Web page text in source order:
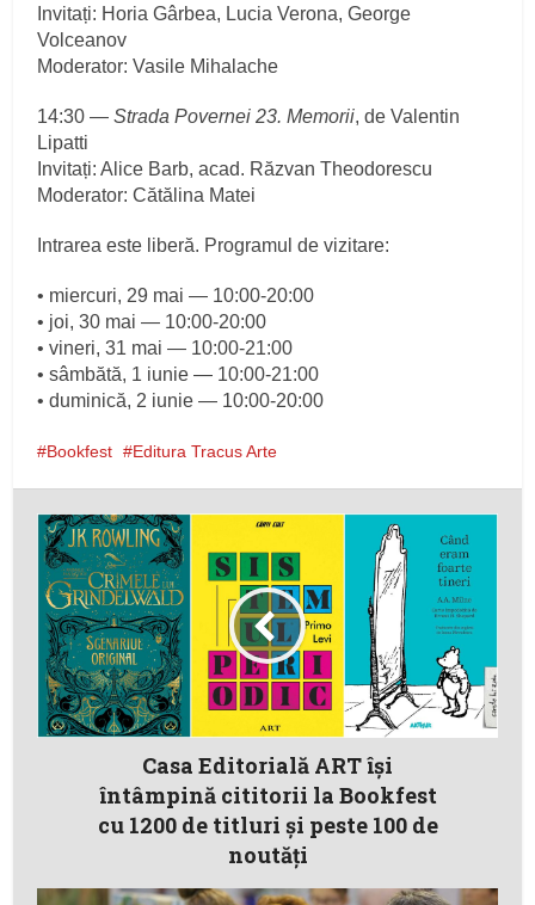
Invitați: Horia Gârbea, Lucia Verona, George
Volceanov
Moderator: Vasile Mihalache
14:30 —Strada Povernei 23. Memorii, de Valentin
Lipatti
Invitați: Alice Barb, acad. Răzvan Theodorescu
Moderator: Cătălina Matei
Intrarea este liberă. Programul de vizitare:
• miercuri, 29 mai — 10:00-20:00
• joi, 30 mai — 10:00-20:00
• vineri, 31 mai — 10:00-21:00
• sâmbătă, 1 iunie — 10:00-21:00
• duminică, 2 iunie — 10:00-20:00
Bookfest Editura Tracus Arte
Casa Editorială ART își
întâmpină cititorii la Bookfest
cu 1200 de titluri și peste 100 de
noutăți